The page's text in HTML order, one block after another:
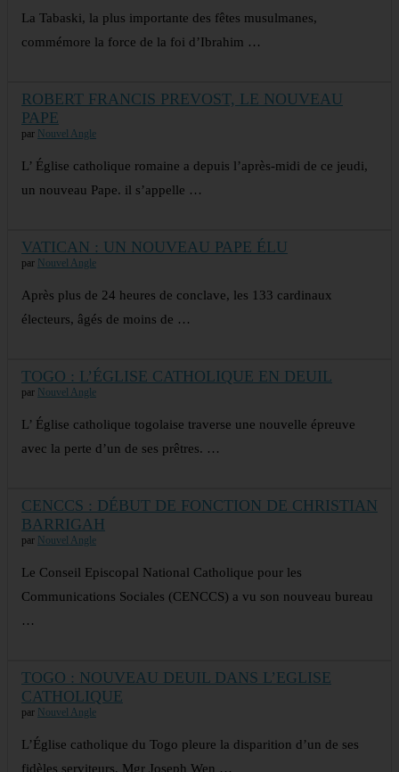
La Tabaski, la plus importante des fêtes musulmanes,
commémore la force de la foi d’Ibrahim …
ROBERT FRANCIS PREVOST, LE NOUVEAU
PAPE
par Nouvel Angle
L’ Église catholique romaine a depuis l’après-midi de ce jeudi,
un nouveau Pape. il s’appelle …
VATICAN : UN NOUVEAU PAPE ÉLU
par Nouvel Angle
Après plus de 24 heures de conclave, les 133 cardinaux
électeurs, âgés de moins de …
TOGO : L’ÉGLISE CATHOLIQUE EN DEUIL
par Nouvel Angle
L’ Église catholique togolaise traverse une nouvelle épreuve
avec la perte d’un de ses prêtres. …
CENCCS : DÉBUT DE FONCTION DE CHRISTIAN
BARRIGAH
par Nouvel Angle
Le Conseil Episcopal National Catholique pour les
Communications Sociales (CENCCS) a vu son nouveau bureau
…
TOGO : NOUVEAU DEUIL DANS L’EGLISE
CATHOLIQUE
par Nouvel Angle
L’Église catholique du Togo pleure la disparition d’un de ses
fidèles serviteurs, Mgr Joseph Wen …